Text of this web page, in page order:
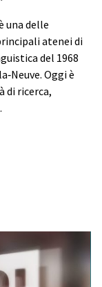
una delle
atenei di
del 1968
Oggi è
di ricerca,